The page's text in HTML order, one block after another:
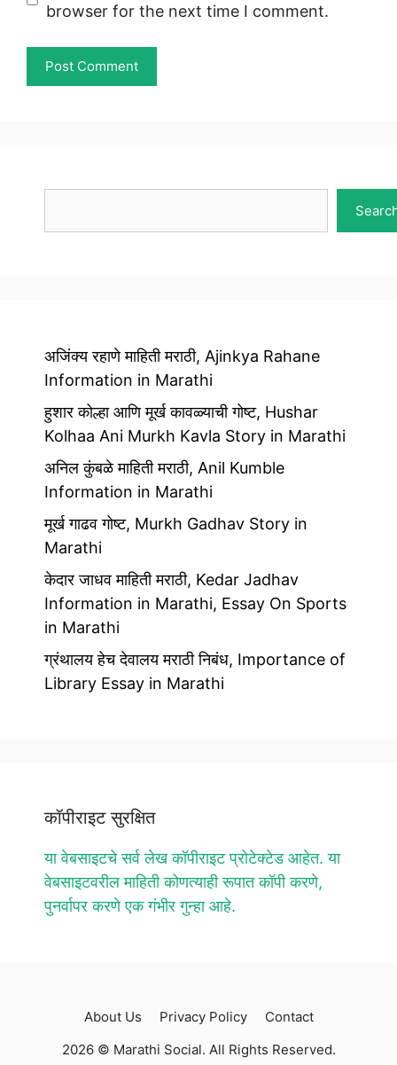
browser for the next time I comment.
अजिंक्य रहाणे माहिती मराठी, Ajinkya Rahane
Information in Marathi
हुशार कोल्हा आणि मूर्ख कावळ्याची गोष्ट, Hushar
Kolhaa Ani Murkh Kavla Story in Marathi
अनिल कुंबळे माहिती मराठी, Anil Kumble
Information in Marathi
मूर्ख गाढव गोष्ट, Murkh Gadhav Story in
Marathi
केदार जाधव माहिती मराठी, Kedar Jadhav
Information in Marathi, Essay On Sports
in Marathi
ग्रंथालय हेच देवालय मराठी निबंध, Importance of
Library Essay in Marathi
कॉपीराइट सुरक्षित
या वेबसाइटचे सर्व लेख कॉपीराइट प्रोटेक्टेड आहेत. या
वेबसाइटवरील माहिती कोणत्याही रूपात कॉपी करणे,
पुनर्वापर करणे एक गंभीर गुन्हा आहे.
About Us Privacy Policy
Contact
2026 © Marathi Social. All Rights Reserved.